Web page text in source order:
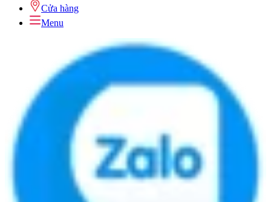
Cửa hàng
Menu